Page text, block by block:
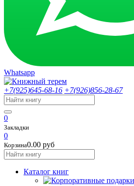
Whatsapp
+7(925)645-68-16 +7(926)856-28-67
0
Закладки
0
Корзина0.00 руб
Каталог книг